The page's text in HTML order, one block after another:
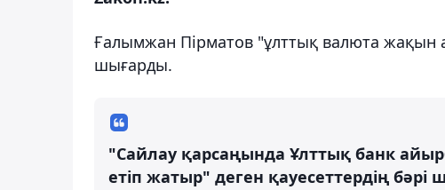
Ғалымжан Пірматов "ұлттық валюта жақын
шығарды.
"Сайлау қарсаңында Ұлттық банк
етіп жатыр" деген қауесеттердің